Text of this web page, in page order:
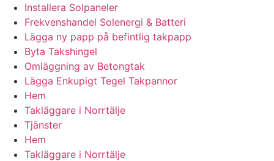
Installera Solpaneler
Frekvenshandel Solenergi & Batteri
Lägga ny papp på befintlig takpapp
Byta Takshingel
Omläggning av Betongtak
Lägga Enkupigt Tegel Takpannor
Hem
Takläggare i Norrtälje
Tjänster
Hem
Takläggare i Norrtälje